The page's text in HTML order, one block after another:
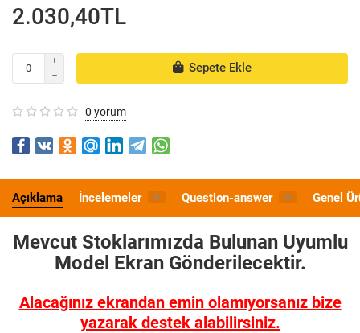
2.030,40TL
Sepete Ekle
0 yorum
Açıklama İncelemeler 0 Question-answer 0 Genel
Mevcut Stoklarımızda Bulunan Uyumlu
Model Ekran Gönderilecektir.
Alacağınız ekrandan emin olamıyorsanız bize
yazarak destek alabilirsiniz.